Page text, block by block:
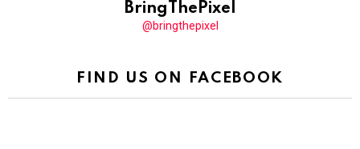
BringThePixel
@bringthepixel
FIND US ON FACEBOOK